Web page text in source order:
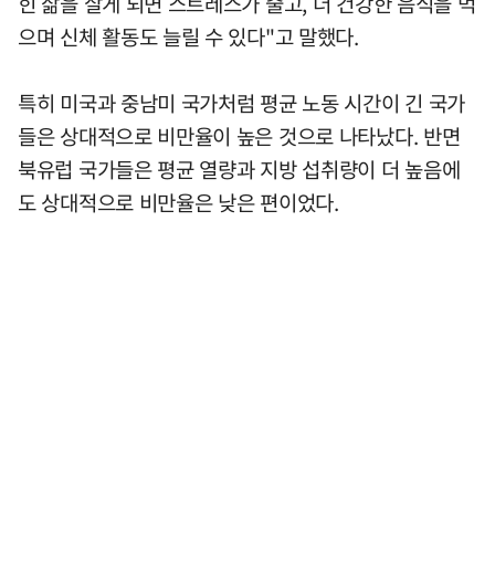
으며 신체 활동도 늘릴 수 있다"고 말했다.
특히 미국과 중남미 국가처럼 평균 노동 시간이 긴 국가
들은 상대적으로 비만율이 높은 것으로 나타났다. 반면
북유럽 국가들은 평균 열량과 지방 섭취량이 더 높음에
도 상대적으로 비만율은 낮은 편이었다.